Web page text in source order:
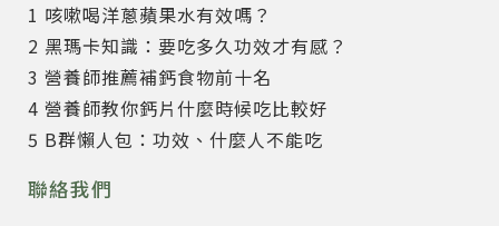
1 咳嗽喝洋蔥蘋果水有效嗎？
2 黑瑪卡知識：要吃多久功效才有感？
3 營養師推薦補鈣食物前十名
4 營養師教你鈣片什麼時候吃比較好
5 B群懶人包：功效、什麼人不能吃
聯絡我們